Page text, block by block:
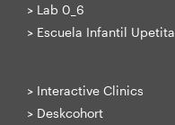
> Lab 0_6
> Escuela Infantil Upetita
> Interactive Clinics
> Deskcohort